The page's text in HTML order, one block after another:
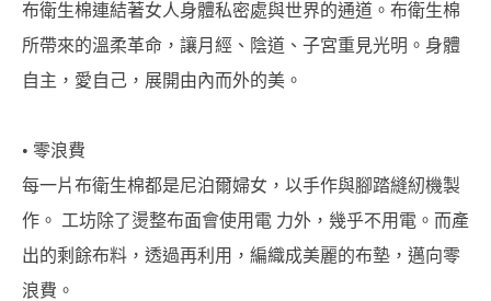
布衛生棉連結著女人身體私密處與世界的通道。布衛生棉
所帶來的溫柔革命，讓月經、陰道、子宮重見光明。身體
自主，愛自己，展開由內而外的美。
• 零浪費
每一片布衛生棉都是尼泊爾婦女，以手作與腳踏縫紉機製
作。 工坊除了燙整布面會使用電 力外，幾乎不用電。而產
出的剩餘布料，透過再利用，編織成美麗的布墊，邁向零
浪費。